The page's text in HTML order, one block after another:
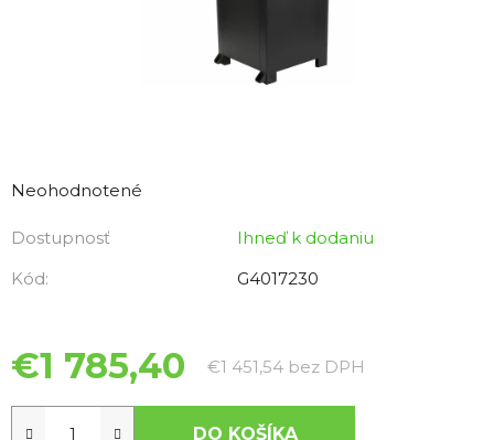
hodnotenie
je
0,0
hviezdičiek.
Neohodnotené
Dostupnosť
Ihneď k dodaniu
Kód:
G4017230
€1 785,40 €1 451,54 bez DPH
DO KOŠÍKA